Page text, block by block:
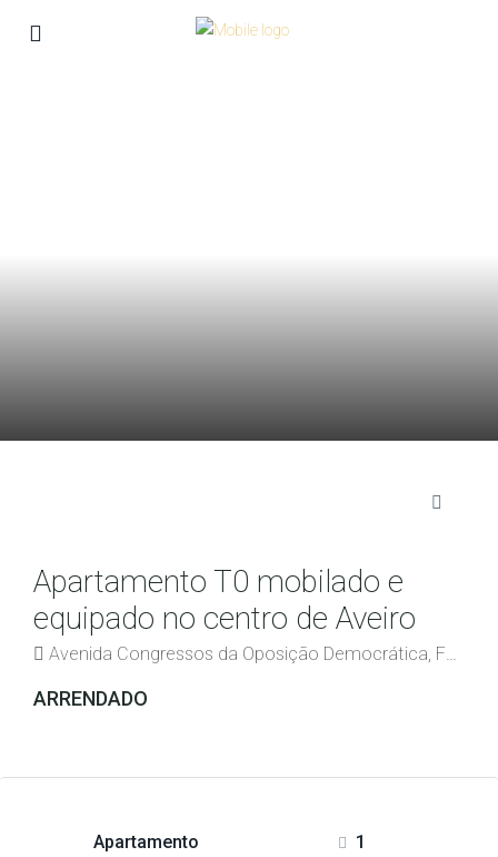
Apartamento T0 mobilado e
equipado no centro de Aveiro
Avenida Congressos da Oposição Democrática, Fonte Nova, Glória e Vera Cruz, Aveiro, 3800-999, Portugal
ARRENDADO
Apartamento 1